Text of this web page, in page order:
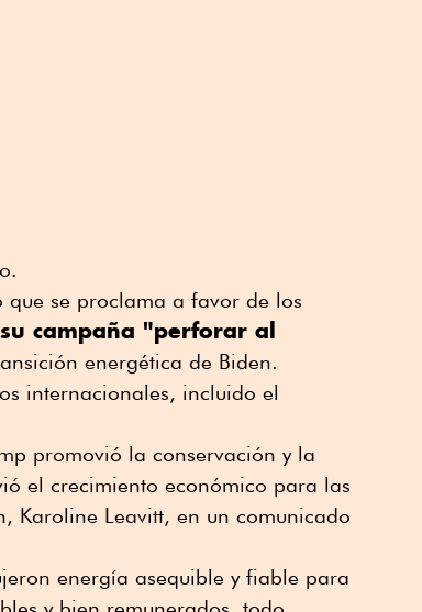
que se proclama a favor de los
campaña "perforar al
energética de Biden.
internacionales, incluido el
promovió la conservación y la
el crecimiento económico para las
Karoline Leavitt, en un comunicado
energía asequible y fiable para